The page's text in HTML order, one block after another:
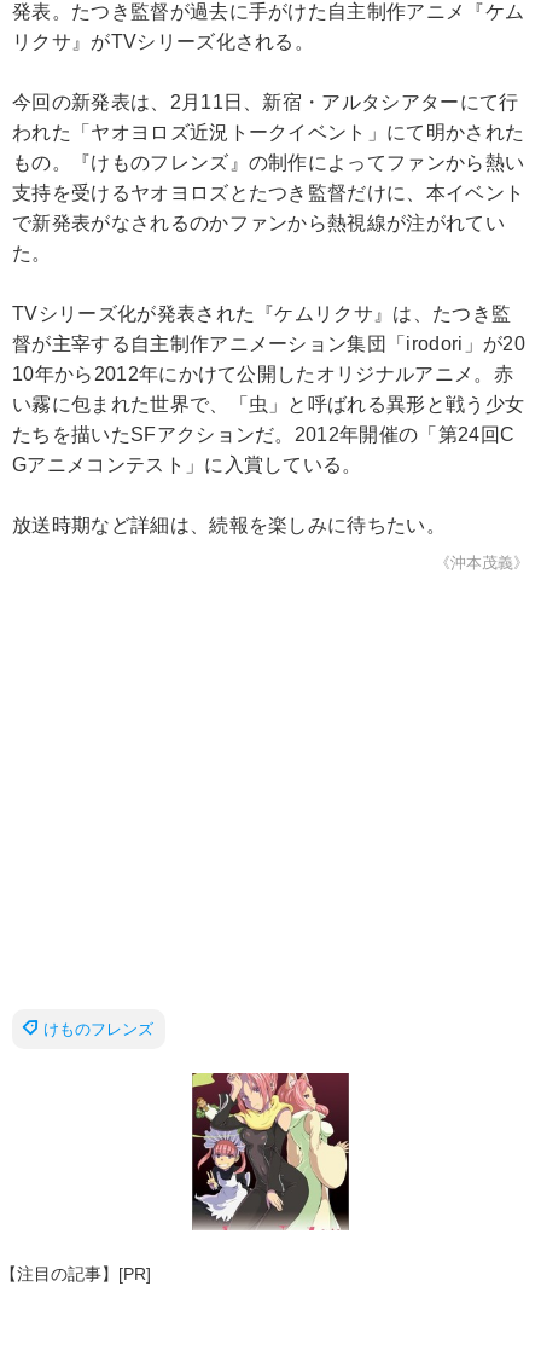
発表。たつき監督が過去に手がけた自主制作アニメ『ケム
リクサ』がTVシリーズ化される。
今回の新発表は、2月11日、新宿・アルタシアターにて行
われた「ヤオヨロズ近況トークイベント」にて明かされた
もの。『けものフレンズ』の制作によってファンから熱い
支持を受けるヤオヨロズとたつき監督だけに、本イベント
で新発表がなされるのかファンから熱視線が注がれてい
た。
TVシリーズ化が発表された『ケムリクサ』は、たつき監
督が主宰する自主制作アニメーション集団「irodori」が20
10年から2012年にかけて公開したオリジナルアニメ。赤
い霧に包まれた世界で、「虫」と呼ばれる異形と戦う少女
たちを描いたSFアクションだ。2012年開催の「第24回C
Gアニメコンテスト」に入賞している。
放送時期など詳細は、続報を楽しみに待ちたい。
《沖本茂義》
けものフレンズ
【注目の記事】[PR]